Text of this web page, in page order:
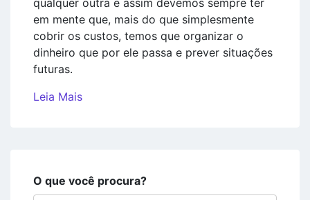
em mente que, mais do que simplesmente
cobrir os custos, temos que organizar o
dinheiro que por ele passa e prever situações
futuras.
Leia Mais
O que você procura?